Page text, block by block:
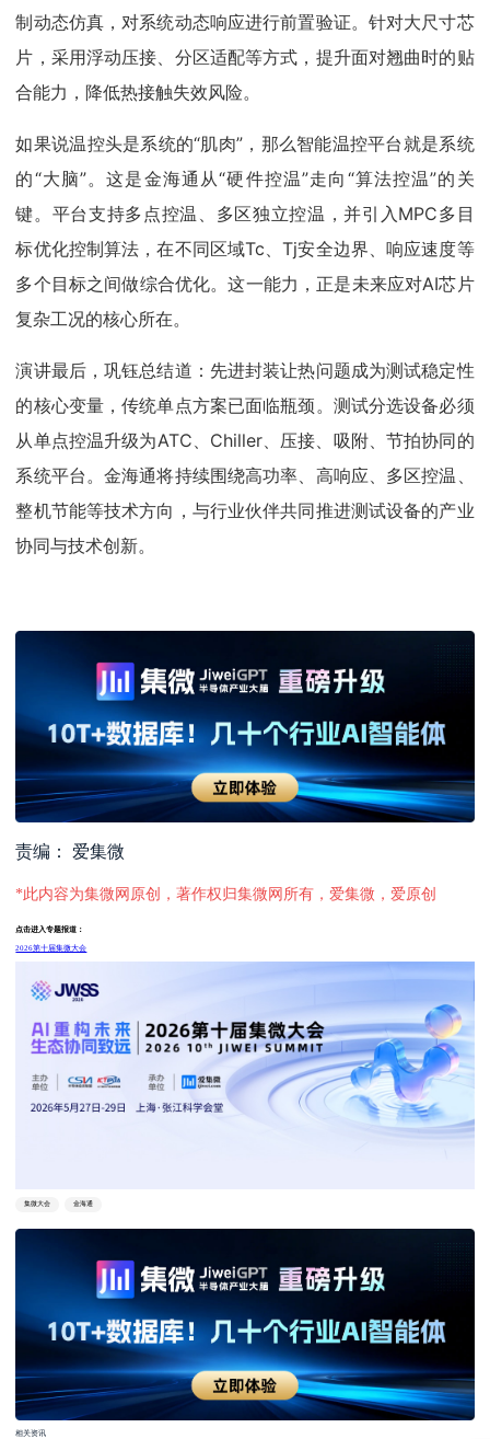
制动态仿真，对系统动态响应进行前置验证。针对大尺寸芯
片，采用浮动压接、分区适配等方式，提升面对翘曲时的贴
合能力，降低热接触失效风险。
如果说温控头是系统的“肌肉”，那么智能温控平台就是系统
的“大脑”。这是金海通从“硬件控温”走向“算法控温”的关
键。平台支持多点控温、多区独立控温，并引入MPC多目
标优化控制算法，在不同区域Tc、Tj安全边界、响应速度等
多个目标之间做综合优化。这一能力，正是未来应对AI芯片
复杂工况的核心所在。
演讲最后，巩钰总结道：先进封装让热问题成为测试稳定性
的核心变量，传统单点方案已面临瓶颈。测试分选设备必须
从单点控温升级为ATC、Chiller、压接、吸附、节拍协同的
系统平台。金海通将持续围绕高功率、高响应、多区控温、
整机节能等技术方向，与行业伙伴共同推进测试设备的产业
协同与技术创新。
责编： 爱集微
*此内容为集微网原创，著作权归集微网所有，爱集微，爱原创
点击进入专题报道：
2026第十届集微大会
集微大会 金海通
相关资讯